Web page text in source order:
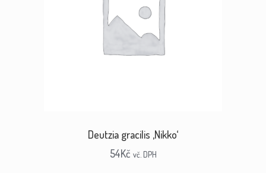
Deutzia gracilis ‚Nikko‘
54Kč vč. DPH